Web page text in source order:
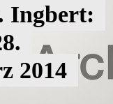
Ingbert:
2014